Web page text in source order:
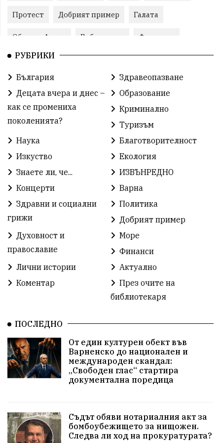
Протест Добрият пример Галата
Община Аврен Библиотека Фестивал
Финанси
Театър Спорт за деца История
Градски транспорт Нов протест
Безплатни прегледи Волейбол Карин дом
Зелена Енергия Ден на детето
Книги Ветрогенератори Девня
Ден на народните будители Изложба
Детски градини Богоявление
Разрушеното бомбоубежище
Избори 2026 Дарения
Концерт
едрогабаритни отпадъци
Културни и спортни събития Аспарухово
Безводие пожари Тенис Вълчи дол
Училища Лична инициатива Величие
Приют за кучета Култура и образование
РУБРИКИ
България
Здравеопазване
Децата вчера и днес –
как се промениха
поколенията?
Образование
Криминално
Туризъм
Наука
Благотворителност
Изкуство
Екология
Знаете ли, че...
ИЗВЪНРЕДНО
Концерти
Варна
Здравни и социални
грижи
Политика
Добрият пример
Духовност и
православие
Море
Финанси
Лични истории
Актуално
Коментар
През очите на
библиотекаря
ПОСЛЕДНО
От един културен обект във
Варненско до национален и
международен скандал:
„Свободен глас“ стартира
документална поредица
Съдът обяви нотариалния акт за
бомбоубежището за нищожен.
Следва ли ход на прокуратурата?